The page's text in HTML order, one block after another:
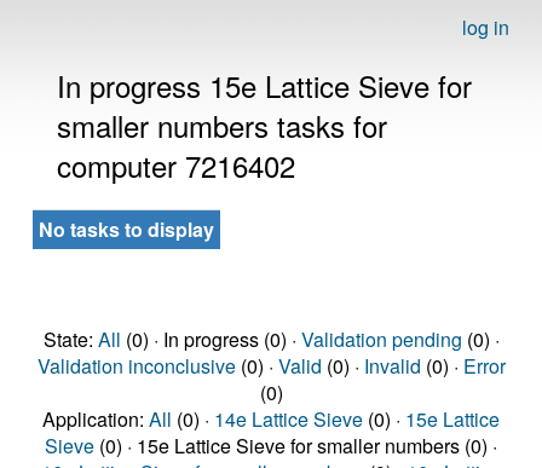
log in
In progress 15e Lattice Sieve for
smaller numbers tasks for
computer 7216402
No tasks to display
State: All (0) · In progress (0) · Validation pending (0) ·
Validation inconclusive(0) · Valid (0) · Invalid (0) · Error
(0)
Application: All (0) · 14e Lattice Sieve (0) · 15e Lattice
Sieve (0) · 15e Lattice Sieve for smaller numbers (0) ·